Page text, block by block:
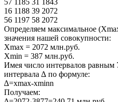
16 1188 39 2072
56 1197 58 2072
Определяем максимальное
значения нашей совокупности:
Xmax = 2072 млн.руб.
Xmin = 387 млн.руб.
Имея число интервалов равным
интервала ∆ по формуле:
∆=xmax-xminn
Получаем: